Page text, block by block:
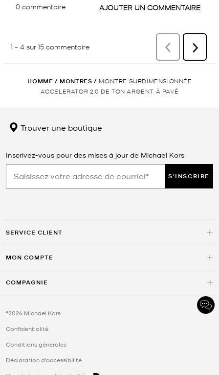
HOMME / MONTRES / MONTRE SURDIMENSIONNÉE
ACCELERATOR 2.0 DE TON ARGENT À PAVÉ
Trouver une boutique
Inscrivez-vous pour des mises à jour de Michael Kors
S'INSCRIRE
SERVICE CLIENT
MON COMPTE
COMPAGNIE
©2026 Michael Kors
Confidentialité
Conditions génerales
Déclaration d'accessibilité